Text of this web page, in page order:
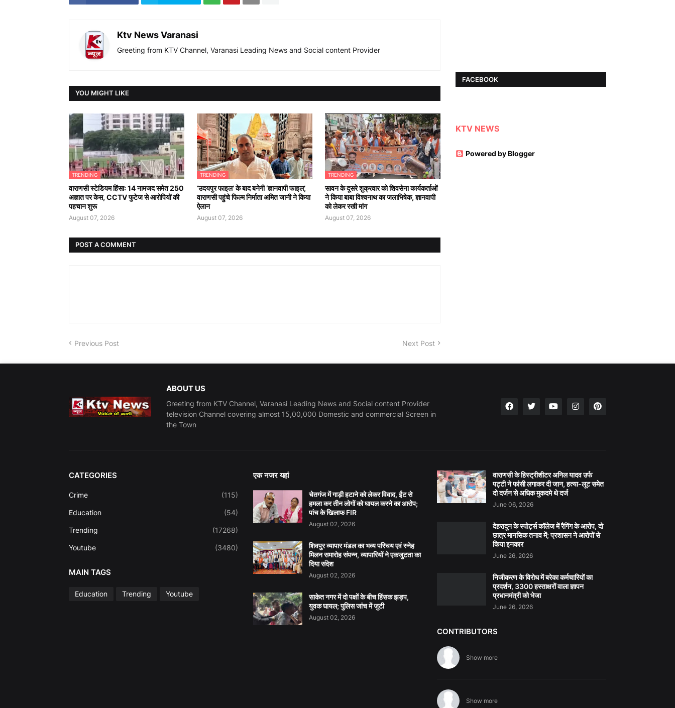
Ktv News Varanasi
Greeting from KTV Channel, Varanasi Leading News and Social content Provider
YOU MIGHT LIKE
TRENDING
वाराणसी स्टेडियम हिंसा: 14 नामजद समेत 250
अज्ञात पर केस, CCTV फुटेज से आरोपियों की
पहचान शुरू
August 07, 2026
TRENDING
‘उदयपुर फाइल’ के बाद बनेगी ‘ज्ञानवापी फाइल’,
वाराणसी पहुंचे फिल्म निर्माता अमित जानी ने किया
ऐलान
August 07, 2026
TRENDING
सावन के दूसरे शुक्रवार को शिवसेना कार्यकर्ताओं
ने किया बाबा विश्वनाथ का जलाभिषेक, ज्ञानवापी
को लेकर रखी मांग
August 07, 2026
POST A COMMENT
Previous Post Next Post
FACEBOOK
KTV NEWS
Powered by Blogger
ABOUT US
Greeting from KTV Channel, Varanasi Leading News and Social content Provider
television Channel covering almost 15,00,000 Domestic and commercial Screen in
the Town
CATEGORIES
Crime (115)
Education (54)
Trending (17268)
Youtube (3480)
MAIN TAGS
Education Trending Youtube
एक नजर यहां
चेतगंज में गाड़ी हटाने को लेकर विवाद, ईंट से
हमला कर तीन लोगों को घायल करने का आरोप;
पांच के खिलाफ FIR
August 02, 2026
शिवपुर व्यापार मंडल का भव्य परिचय एवं स्नेह
मिलन समारोह संपन्न, व्यापारियों ने एकजुटता का
दिया संदेश
August 02, 2026
साकेत नगर में दो पक्षों के बीच हिंसक झड़प,
युवक घायल; पुलिस जांच में जुटी
August 02, 2026
वाराणसी के हिस्ट्रीशीटर अनिल यादव उर्फ
पट्टी ने फांसी लगाकर दी जान, हत्या-लूट समेत
दो दर्जन से अधिक मुकदमे थे दर्ज
June 06, 2026
देहरादून के स्पोर्ट्स कॉलेज में रैगिंग के आरोप, दो
छात्र मानसिक तनाव में; प्रशासन ने आरोपों से
किया इनकार
June 26, 2026
निजीकरण के विरोध में बरेका कर्मचारियों का
प्रदर्शन, 3300 हस्ताक्षरों वाला ज्ञापन
प्रधानमंत्री को भेजा
June 26, 2026
CONTRIBUTORS
Show more
Show more